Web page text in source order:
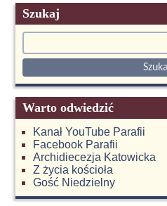
Szukaj
Warto odwiedzić
Kanał YouTube Parafii
Facebook Parafii
Archidiecezja Katowicka
Z życia kościoła
Gość Niedzielny